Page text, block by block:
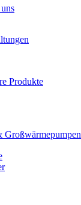
Produkte
Großwärmepumpen